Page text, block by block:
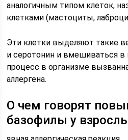
аналогичным типом клеток,
клетками (мастоциты,
Эти клетки выделяют такие
и серотонин и вмешиваться в
процесс в организме
аллергена.
О чем говорят
базофилы у